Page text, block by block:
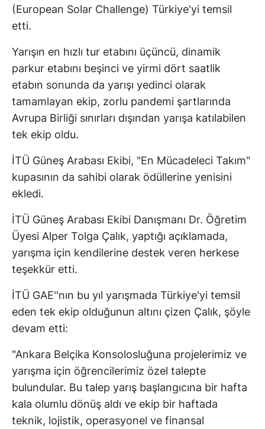
(European Solar Challenge) Türkiye'yi temsil
etti.
Yarışın en hızlı tur etabını üçüncü, dinamik
parkur etabını beşinci ve yirmi dört saatlik
etabın sonunda da yarışı yedinci olarak
tamamlayan ekip, zorlu pandemi şartlarında
Avrupa Birliği sınırları dışından yarışa katılabilen
tek ekip oldu.
İTÜ Güneş Arabası Ekibi, "En Mücadeleci Takım"
kupasının da sahibi olarak ödüllerine yenisini
ekledi.
İTÜ Güneş Arabası Ekibi Danışmanı Dr. Öğretim
Üyesi Alper Tolga Çalık, yaptığı açıklamada,
yarışma için kendilerine destek veren herkese
teşekkür etti.
İTÜ GAE''nın bu yıl yarışmada Türkiye'yi temsil
eden tek ekip olduğunun altını çizen Çalık, şöyle
devam etti:
"Ankara Belçika Konsolosluğuna projelerimiz ve
yarışma için öğrencilerimiz özel talepte
bulundular. Bu talep yarış başlangıcına bir hafta
kala olumlu dönüş aldı ve ekip bir haftada
teknik, lojistik, operasyonel ve finansal